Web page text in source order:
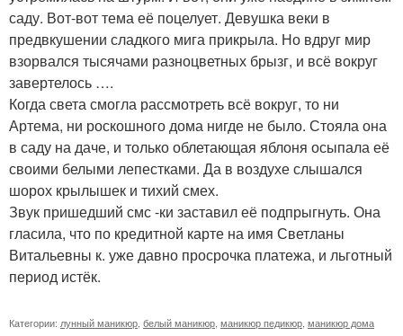
саду. Вот-вот тема её поцелует. Девушка веки в
предвкушении сладкого мига прикрыла. Но вдруг мир
взорвался тысячами разноцветных брызг, и всё вокруг
завертелось ….
Когда света смогла рассмотреть всё вокруг, то ни
Артема, ни роскошного дома нигде не было. Стояла она
в саду на даче, и только облетающая яблоня осыпала её
своими белыми лепестками. Да в воздухе слышался
шорох крылышек и тихий смех.
Звук пришедший смс -ки заставил её подпрыгнуть. Она
гласила, что по кредитной карте на имя Светланы
Витальевны к. уже давно просрочка платежа, и льготный
период истёк.
Категории: лунный маникюр белый маникюр маникюр педикюр маникюр дома